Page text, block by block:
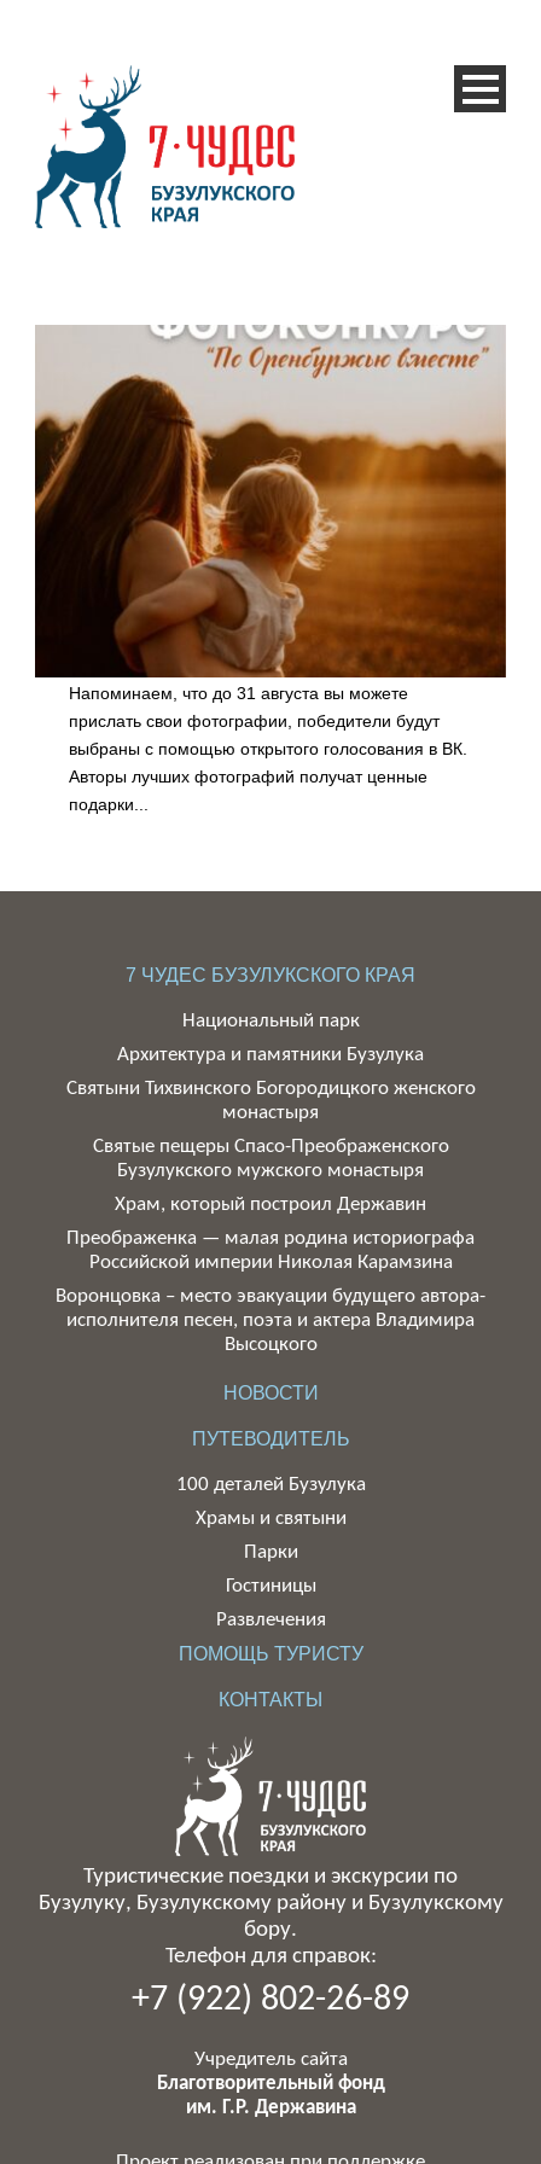
СЕМЕЙНЫЙ ФОТОКОНКУРС «ПО
ОРЕНБУРЖЬЮ ВМЕСТЕ»
ПРОДОЛЖАЕТСЯ
Напоминаем, что до 31 августа вы можете
прислать свои фотографии, победители будут
выбраны с помощью открытого голосования в ВК.
Авторы лучших фотографий получат ценные
подарки...
7 ЧУДЕС БУЗУЛУКСКОГО КРАЯ
Национальный парк
Архитектура и памятники Бузулука
Святыни Тихвинского Богородицкого женского
монастыря
Святые пещеры Спасо-Преображенского
Бузулукского мужского монастыря
Храм, который построил Державин
Преображенка — малая родина историографа
Российской империи Николая Карамзина
Воронцовка – место эвакуации будущего автора-
исполнителя песен, поэта и актера Владимира
Высоцкого
НОВОСТИ
ПУТЕВОДИТЕЛЬ
100 деталей Бузулука
Храмы и святыни
Парки
Гостиницы
Развлечения
ПОМОЩЬ ТУРИСТУ
КОНТАКТЫ
Туристические поездки и экскурсии по
Бузулуку, Бузулукскому району и Бузулукскому
бору.
Телефон для справок:
+7 (922) 802-26-89
Учредитель сайта
Благотворительный фонд
им. Г.Р. Державина